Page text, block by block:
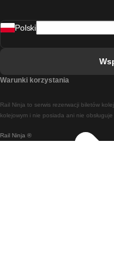
Pociąg
Rail Ninja ®
Rail Ninja to serwis rezerwacji biletów
kolejowym i nie posiada ani nie
Polski
Warunki korzystania